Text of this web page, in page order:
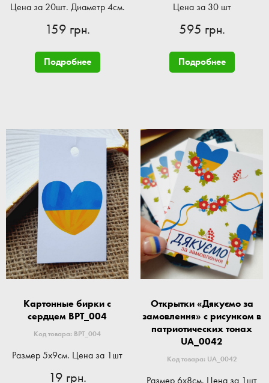
Цена за 20шт. Диаметр 4см.
159 грн.
Подробнее
Цена за 30 шт
595 грн.
Подробнее
Картонные бирки с
сердцем BPT_004
Код товара: BPT_004
Размер 5x9см. Цена за 1шт
19 грн.
Открытки «Дякуємо за
замовлення» с рисунком в
патриотических тонах
UA_0042
Код товара: UA_0042
Размер 6x8см. Цена за 1шт